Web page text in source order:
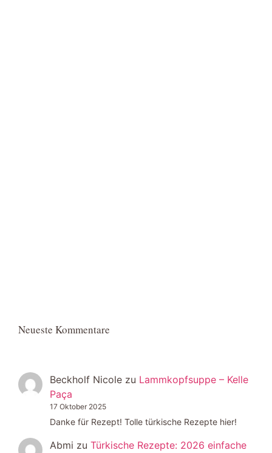
Neueste Kommentare
Beckholf Nicole zu Lammkopfsuppe – Kelle
Paça
17 Oktober 2025
Danke für Rezept! Tolle türkische Rezepte hier!
Abmi zu Türkische Rezepte: 2026 einfache